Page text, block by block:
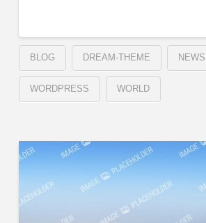
BLOG DREAM-THEME NEWS
WORDPRESS WORLD